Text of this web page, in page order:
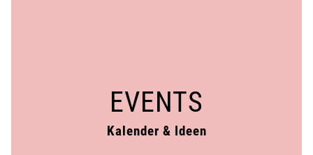
EVENTS
Kalender & Ideen